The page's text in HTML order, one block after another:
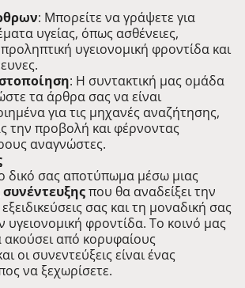
: Μπορείτε να γράψετε για
υγείας, όπως ασθένειες,
υγειονομική φροντίδα και
: Η συντακτική μας ομάδα
τα άρθρα σας να είναι
για τις μηχανές αναζήτησης,
την προβολή και φέρνοντας
αναγνώστες.
δικό σας αποτύπωμα μέσω μιας
που θα αναδείξει την
σας και τη μοναδική σας
υγειονομική φροντίδα. Το κοινό μας
ακούσει από κορυφαίους
οι συνεντεύξεις είναι ένας
να ξεχωρίσετε.